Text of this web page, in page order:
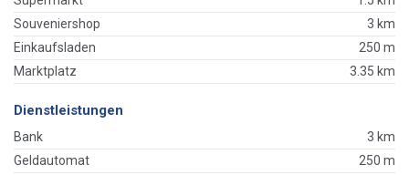
Souveniershop
3 km
Einkaufsladen
250 m
Marktplatz
3.35 km
Dienstleistungen
Bank
3 km
Geldautomat
250 m